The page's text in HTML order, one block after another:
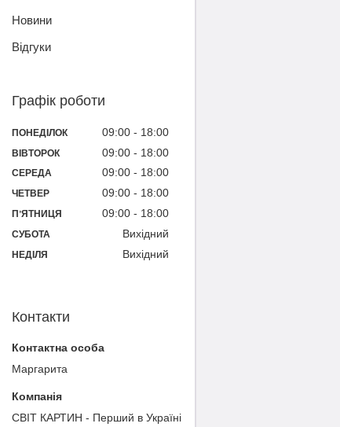
Новини
Відгуки
Графік роботи
ПОНЕДІЛОК 09:00 18:00
ВІВТОРОК 09:00 18:00
СЕРЕДА 09:00 18:00
ЧЕТВЕР 09:00 18:00
ПʼЯТНИЦЯ 09:00 18:00
СУБОТА Вихідний
НЕДІЛЯ Вихідний
Контакти
Маргарита
СВІТ КАРТИН - Перший в Україні